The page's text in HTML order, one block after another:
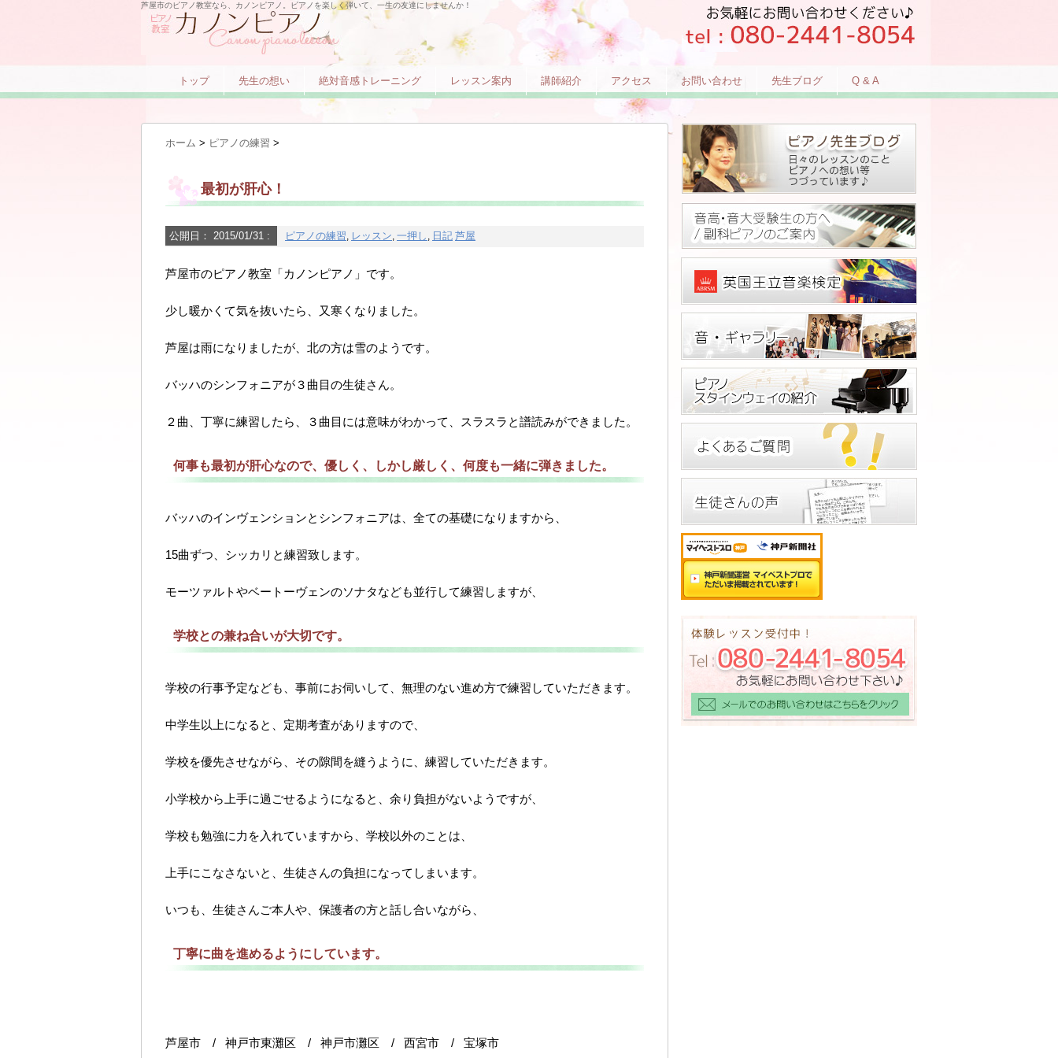
芦屋市のピアノ教室なら、カノンピアノ。ピアノを楽しく弾いて、一生の友達にしませんか！
トップ 先生の想い 絶対音感トレーニング レッスン案内 講師紹介 アクセス お問い合わせ 先生ブログ Q & A
ホーム > ピアノの練習 >
最初が肝心！
公開日： 2015/01/31 : ピアノの練習, レッスン, 一押し , 日記 芦屋
芦屋市のピアノ教室「カノンピアノ」です。
少し暖かくて気を抜いたら、又寒くなりました。
芦屋は雨になりましたが、北の方は雪のようです。
バッハのシンフォニアが３曲目の生徒さん。
２曲、丁寧に練習したら、３曲目には意味がわかって、スラスラと譜読みができました。
何事も最初が肝心なので、優しく、しかし厳しく、何度も一緒に弾きました。
バッハのインヴェンションとシンフォニアは、全ての基礎になりますから、
15曲ずつ、シッカリと練習致します。
モーツァルトやベートーヴェンのソナタなども並行して練習しますが、
学校との兼ね合いが大切です。
学校の行事予定なども、事前にお伺いして、無理のない進め方で練習していただきます。
中学生以上になると、定期考査がありますので、
学校を優先させながら、その隙間を縫うように、練習していただきます。
小学校から上手に過ごせるようになると、余り負担がないようですが、
学校も勉強に力を入れていますから、学校以外のことは、
上手にこなさないと、生徒さんの負担になってしまいます。
いつも、生徒さんご本人や、保護者の方と話し合いながら、
丁寧に曲を進めるようにしています。
芦屋市 / 神戸市東灘区 / 神戸市灘区 / 西宮市 / 宝塚市